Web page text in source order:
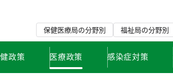
保健医療局の分野別 福祉局の分野別
政策 医療政策 感染症対策